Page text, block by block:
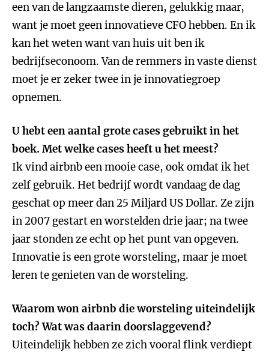
een van de langzaamste dieren, gelukkig maar,
want je moet geen innovatieve CFO hebben. En ik
kan het weten want van huis uit ben ik
bedrijfseconoom. Van de remmers in vaste dienst
moet je er zeker twee in je innovatiegroep
opnemen.
U hebt een aantal grote cases gebruikt in het
boek. Met welke cases heeft u het meest?
Ik vind airbnb een mooie case, ook omdat ik het
zelf gebruik. Het bedrijf wordt vandaag de dag
geschat op meer dan 25 Miljard US Dollar. Ze zijn
in 2007 gestart en worstelden drie jaar; na twee
jaar stonden ze echt op het punt van opgeven.
Innovatie is een grote worsteling, maar je moet
leren te genieten van de worsteling.
Waarom won airbnb die worsteling uiteindelijk
toch? Wat was daarin doorslaggevend?
Uiteindelijk hebben ze zich vooral flink verdiept